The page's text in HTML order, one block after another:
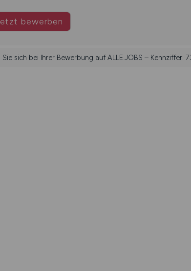
bewerben
sich bei Ihrer Bewerbung auf ALLE.JOBS – Kennziffer: